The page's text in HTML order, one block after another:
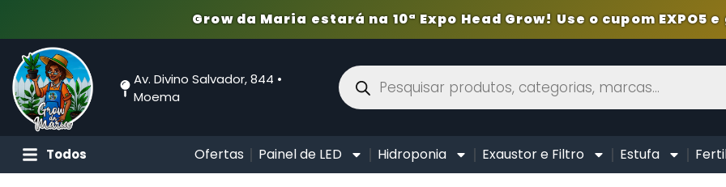
Grow da Maria estará na 10ª Expo Head Grow! Use o cupom EXPO5
Av. Divino Salvador, 844 •
Moema
Todos Ofertas Painel de LED Hidroponia Exaustor e Filtro Estufa